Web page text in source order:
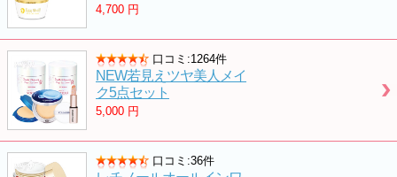
4,700 円
口コミ:1264件
NEW若見えツヤ美人メイ
ク5点セット
5,000 円
口コミ:36件